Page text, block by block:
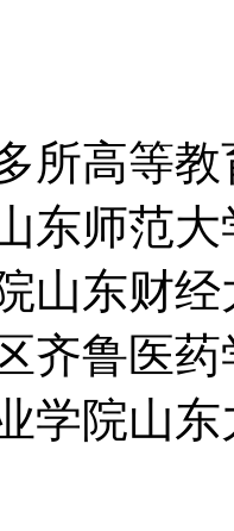
所高等
东师范
山东财
齐鲁医
学院山